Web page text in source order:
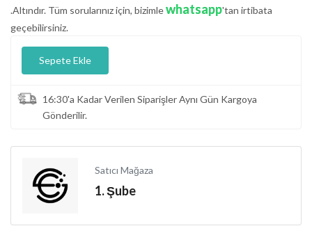
.Altındır. Tüm sorularınız için, bizimlewhatsapp'tan irtibata
geçebilirsiniz.
Sepete Ekle
16:30'a Kadar Verilen Siparişler Aynı Gün Kargoya
Gönderilir.
Satıcı Mağaza
1. Şube